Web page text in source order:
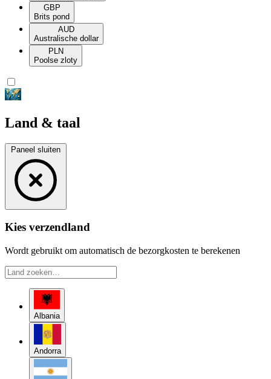
GBP
Brits pond
AUD
Australische dollar
PLN
Poolse zloty
Land & taal
Paneel sluiten
Kies verzendland
Wordt gebruikt om automatisch de bezorgkosten te berekenen
Albania
Andorra